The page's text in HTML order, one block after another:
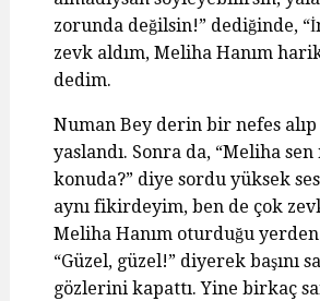
zorunda değilsin!” dediğinde,
zevk aldım, Meliha Hanım
dedim.
Numan Bey derin bir nefes
yaslandı. Sonra da, “Meliha
konuda?” diye sordu yüksek
aynı fikirdeyim, ben de çok
Meliha Hanım oturduğu
“Güzel, güzel!” diyerek başını
gözlerini kapattı. Yine birkaç